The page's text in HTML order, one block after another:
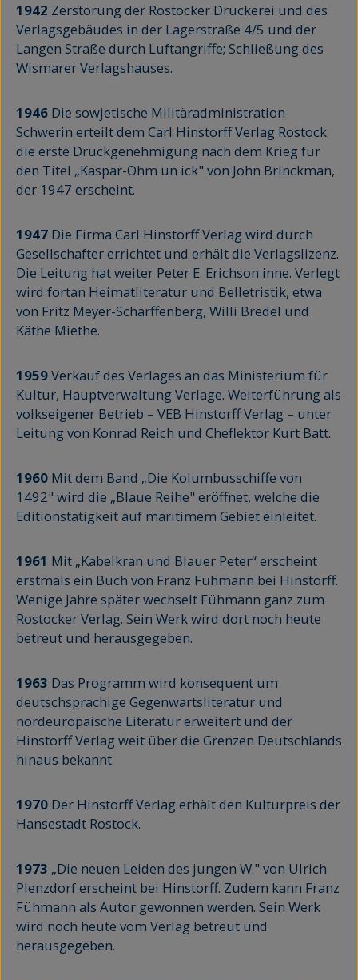
1942 Zerstörung der Rostocker Druckerei und des
Verlagsgebäudes in der Lagerstraße 4/5 und der
Langen Straße durch Luftangriffe; Schließung des
Wismarer Verlagshauses.
1946 Die sowjetische Militäradministration
Schwerin erteilt dem Carl Hinstorff Verlag Rostock
die erste Druckgenehmigung nach dem Krieg für
den Titel „Kaspar-Ohm un ick" von John Brinckman,
der 1947 erscheint.
1947 Die Firma Carl Hinstorff Verlag wird durch
Gesellschafter errichtet und erhält die Verlagslizenz.
Die Leitung hat weiter Peter E. Erichson inne. Verlegt
wird fortan Heimatliteratur und Belletristik, etwa
von Fritz Meyer-Scharffenberg, Willi Bredel und
Käthe Miethe.
1959Verkauf des Verlages an das Ministerium für
Kultur, Hauptverwaltung Verlage. Weiterführung als
volkseigener Betrieb – VEB Hinstorff Verlag – unter
Leitung von Konrad Reich und Cheflektor Kurt Batt.
1960 Mit dem Band „Die Kolumbusschiffe von
1492" wird die „Blaue Reihe" eröffnet, welche die
Editionstätigkeit auf maritimem Gebiet einleitet.
1961 Mit „Kabelkran und Blauer Peter“ erscheint
erstmals ein Buch von Franz Fühmann bei Hinstorff.
Wenige Jahre später wechselt Fühmann ganz zum
Rostocker Verlag. Sein Werk wird dort noch heute
betreut und herausgegeben.
1963 Das Programm wird konsequent um
deutschsprachige Gegenwartsliteratur und
nordeuropäische Literatur erweitert und der
Hinstorff Verlag weit über die Grenzen Deutschlands
hinaus bekannt.
1970 Der Hinstorff Verlag erhält den Kulturpreis der
Hansestadt Rostock.
1973 „Die neuen Leiden des jungen W." von Ulrich
Plenzdorf erscheint bei Hinstorff. Zudem kann Franz
Fühmann als Autor gewonnen werden. Sein Werk
wird noch heute vom Verlag betreut und
herausgegeben.